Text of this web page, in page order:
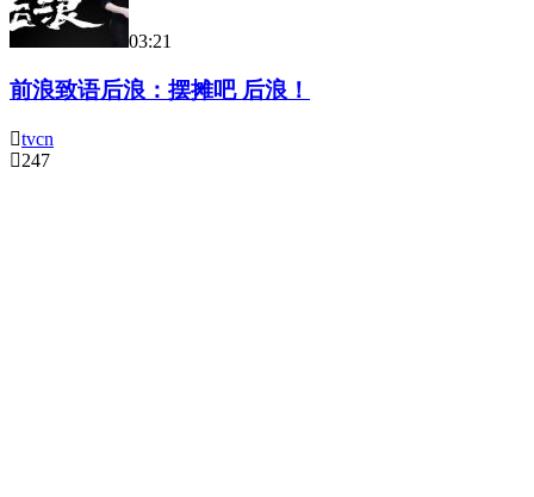
03:21
前浪致语后浪：摆摊吧 后浪！
tvcn
247